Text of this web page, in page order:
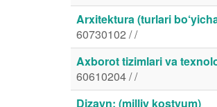
Arxitektura (turlari
60730102 / /
Axborot tizimlari va
60610204 / /
Dizayn: (milliy kostyum)